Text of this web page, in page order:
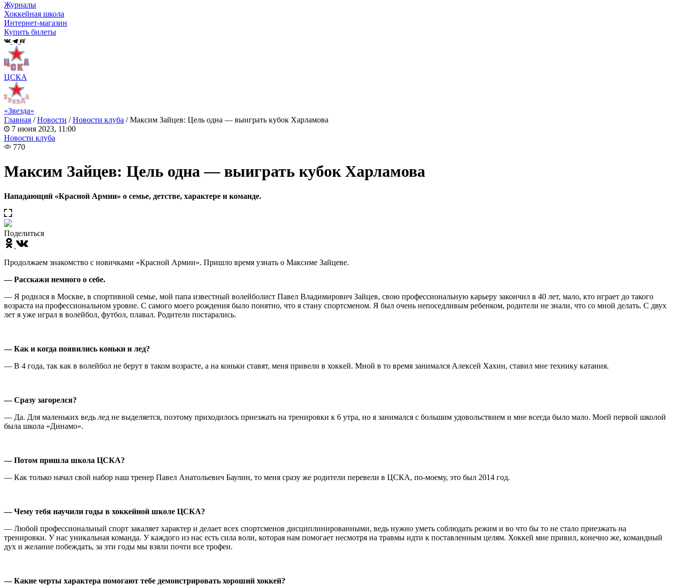
Журналы
Хоккейная школа
Интернет-магазин
Купить билеты
ЦСКА
«Звезда»
Главная /Новости /Новости клуба /Максим Зайцев: Цель одна — выиграть кубок Харламова
7 июня 2023, 11:00
Новости клуба
770
Максим Зайцев: Цель одна — выиграть кубок Харламова
Нападающий «Красной Армии» о семье, детстве, характере и команде.
Поделиться
Продолжаем знакомство с новичками «Красной Армии». Пришло время узнать о Максиме Зайцеве.
— Расскажи немного о себе.
— Я родился в Москве, в спортивной семье, мой папа известный волейболист Павел Владимирович Зайцев, свою профессиональную карьеру закончил в 40 лет, мало, кто играет до такого
возраста на профессиональном уровне. С самого моего рождения было понятно, что я стану спортсменом. Я был очень непоседливым ребенком, родители не знали, что со мной делать. С двух
лет я уже играл в волейбол, футбол, плавал. Родители постарались.
— Как и когда появились коньки и лед?
— В 4 года, так как в волейбол не берут в таком возрасте, а на коньки ставят, меня привели в хоккей. Мной в то время занимался Алексей Хахин, ставил мне технику катания.
— Сразу загорелся?
— Да. Для маленьких ведь лед не выделяется, поэтому приходилось приезжать на тренировки к 6 утра, но я занимался с большим удовольствием и мне всегда было мало. Моей первой школой
была школа «Динамо».
— Потом пришла школа ЦСКА?
— Как только начал свой набор наш тренер Павел Анатольевич Баулин, то меня сразу же родители перевели в ЦСКА, по-моему, это был 2014 год.
— Чему тебя научили годы в хоккейной школе ЦСКА?
— Любой профессиональный спорт закаляет характер и делает всех спортсменов дисциплинированными, ведь нужно уметь соблюдать режим и во что бы то не стало приезжать на
тренировки. У нас уникальная команда. У каждого из нас есть сила воли, которая нам помогает несмотря на травмы идти к поставленным целям. Хоккей мне привил, конечно же, командный
дух и желание побеждать, за эти годы мы взяли почти все трофеи.
— Какие черты характера помогают тебе демонстрировать хороший хоккей?